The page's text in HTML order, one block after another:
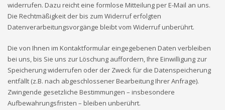
widerrufen. Dazu reicht eine formlose Mitteilung per E-Mail an uns.
Die Rechtmäßigkeit der bis zum Widerruf erfolgten
Datenverarbeitungsvorgänge bleibt vom Widerruf unberührt.
Die von Ihnen im Kontaktformular eingegebenen Daten verbleiben
bei uns, bis Sie uns zur Löschung auffordern, Ihre Einwilligung zur
Speicherung widerrufen oder der Zweck für die Datenspeicherung
entfällt (z.B. nach abgeschlossener Bearbeitung Ihrer Anfrage).
Zwingende gesetzliche Bestimmungen – insbesondere
Aufbewahrungsfristen – bleiben unberührt.